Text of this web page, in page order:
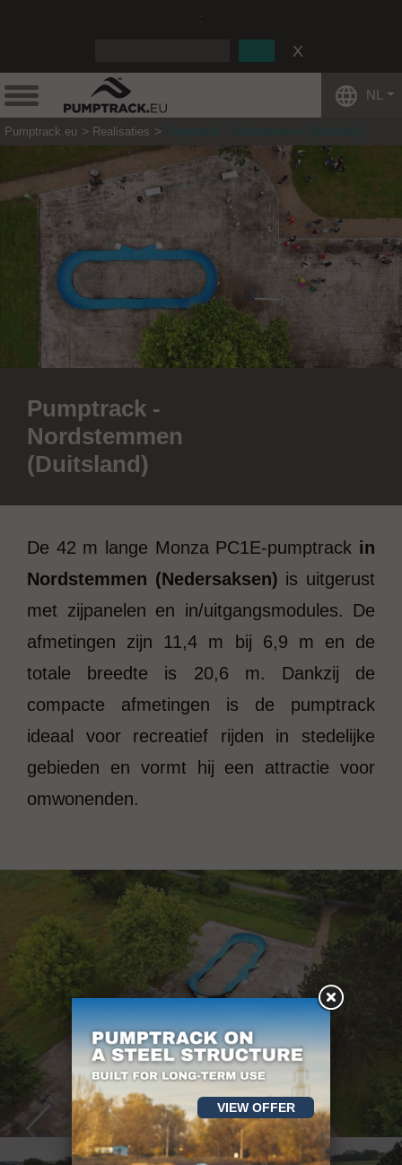
NL
Pumptrack.eu Realisaties Pumptrack - Nordstemmen (Duitsland)
Pumptrack -
Nordstemmen
(Duitsland)
De 42 m lange Monza PC1E-pumptrack in
Nordstemmen (Nedersaksen) is uitgerust
met zijpanelen en in/uitgangsmodules. De
afmetingen zijn 11,4 m bij 6,9 m en de
totale breedte is 20,6 m. Dankzij de
compacte afmetingen is de pumptrack
ideaal voor recreatief rijden in stedelijke
gebieden en vormt hij een attractie voor
omwonenden.
VIEW OFFER